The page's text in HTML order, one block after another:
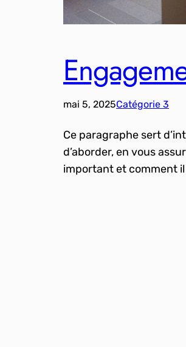
mai 5, 2025Catégorie 3
Ce paragraphe sert
d’aborder, en vous
important et comment